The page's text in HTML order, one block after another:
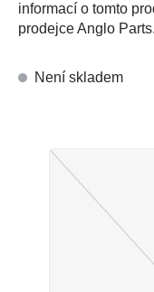
informací o tomto
prodejce Anglo Parts.
Není skladem